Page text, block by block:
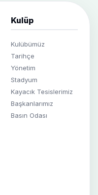
Kulüp
Kulübümüz
Tarihçe
Yönetim
Stadyum
Kayacık Tesislerimiz
Başkanlarımız
Basın Odası